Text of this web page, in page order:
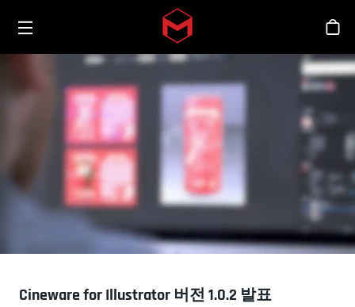
Skip to main content
Toggle menu
스
Cineware for Illustrator 버전 1.0.2 발표